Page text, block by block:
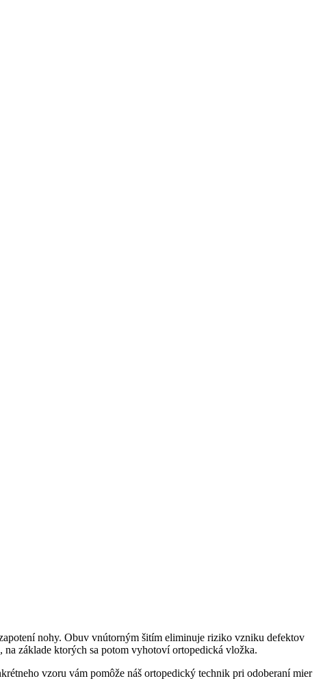
nohy. Obuv vnútorným šitím eliminuje riziko vzniku defektov
základe ktorých sa potom vyhotoví ortopedická vložka.
vzoru vám pomôže náš ortopedický technik pri odoberaní mier